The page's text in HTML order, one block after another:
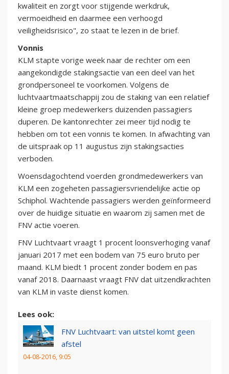
kwaliteit en zorgt voor stijgende werkdruk,
vermoeidheid en daarmee een verhoogd
veiligheidsrisico", zo staat te lezen in de brief.
Vonnis
KLM stapte vorige week naar de rechter om een
aangekondigde stakingsactie van een deel van het
grondpersoneel te voorkomen. Volgens de
luchtvaartmaatschappij zou de staking van een relatief
kleine groep medewerkers duizenden passagiers
duperen. De kantonrechter zei meer tijd nodig te
hebben om tot een vonnis te komen. In afwachting van
de uitspraak op 11 augustus zijn stakingsacties
verboden.
Woensdagochtend voerden grondmedewerkers van
KLM een zogeheten passagiersvriendelijke actie op
Schiphol. Wachtende passagiers werden geïnformeerd
over de huidige situatie en waarom zij samen met de
FNV actie voeren.
FNV Luchtvaart vraagt 1 procent loonsverhoging vanaf
januari 2017 met een bodem van 75 euro bruto per
maand. KLM biedt 1 procent zonder bodem en pas
vanaf 2018. Daarnaast vraagt FNV dat uitzendkrachten
van KLM in vaste dienst komen.
Lees ook:
FNV Luchtvaart: van uitstel komt geen
afstel
04-08-2016, 9:05